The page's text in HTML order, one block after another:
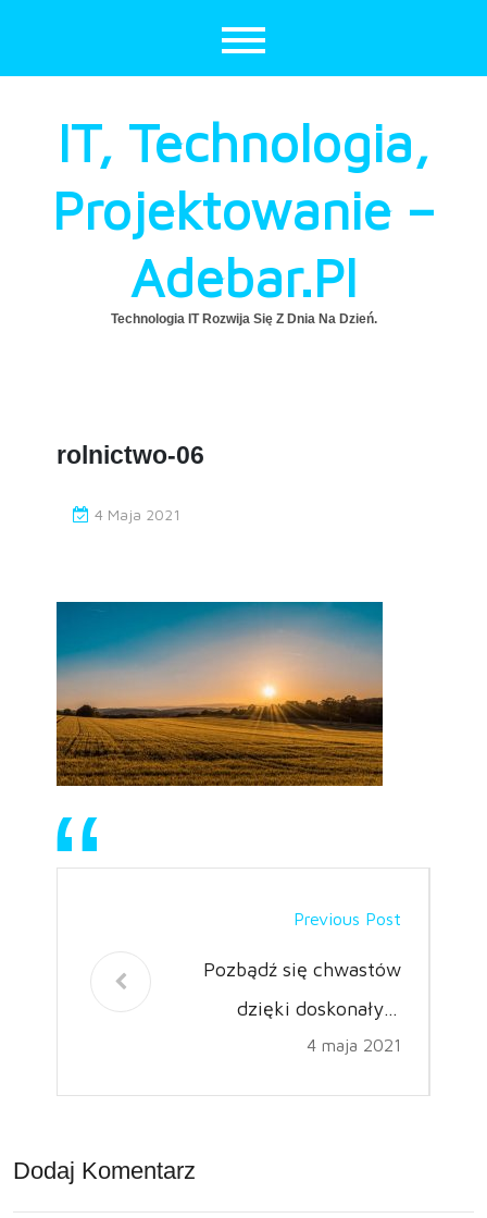
IT, Technologia,
Projektowanie –
Adebar.pl
Technologia IT Rozwija Się Z Dnia Na Dzień.
rolnictwo-06
4 Maja 2021
Previous Post
Pozbądź się chwastów
dzięki doskonałym
produktom – czerń zbóż
4 maja 2021
Dodaj Komentarz